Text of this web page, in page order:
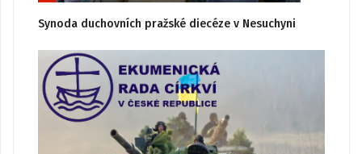
Synoda duchovních pražské diecéze v Nesuchyni